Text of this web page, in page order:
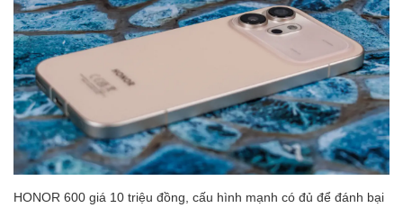
HONOR 600 giá 10 triệu đồng, cấu hình mạnh có đủ để đánh bại